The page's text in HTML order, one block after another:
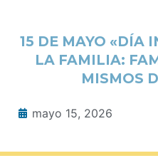
15 DE MAYO «DÍA
LA FAMILIA:
MISMOS
mayo 15, 2026